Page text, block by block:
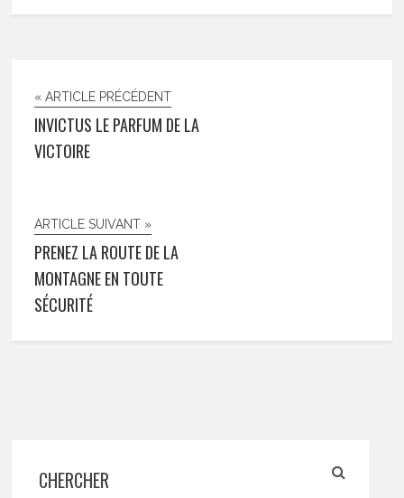
« ARTICLE PRÉCÉDENT
INVICTUS LE PARFUM DE LA
VICTOIRE
ARTICLE SUIVANT »
PRENEZ LA ROUTE DE LA
MONTAGNE EN TOUTE
SÉCURITÉ
CHERCHER